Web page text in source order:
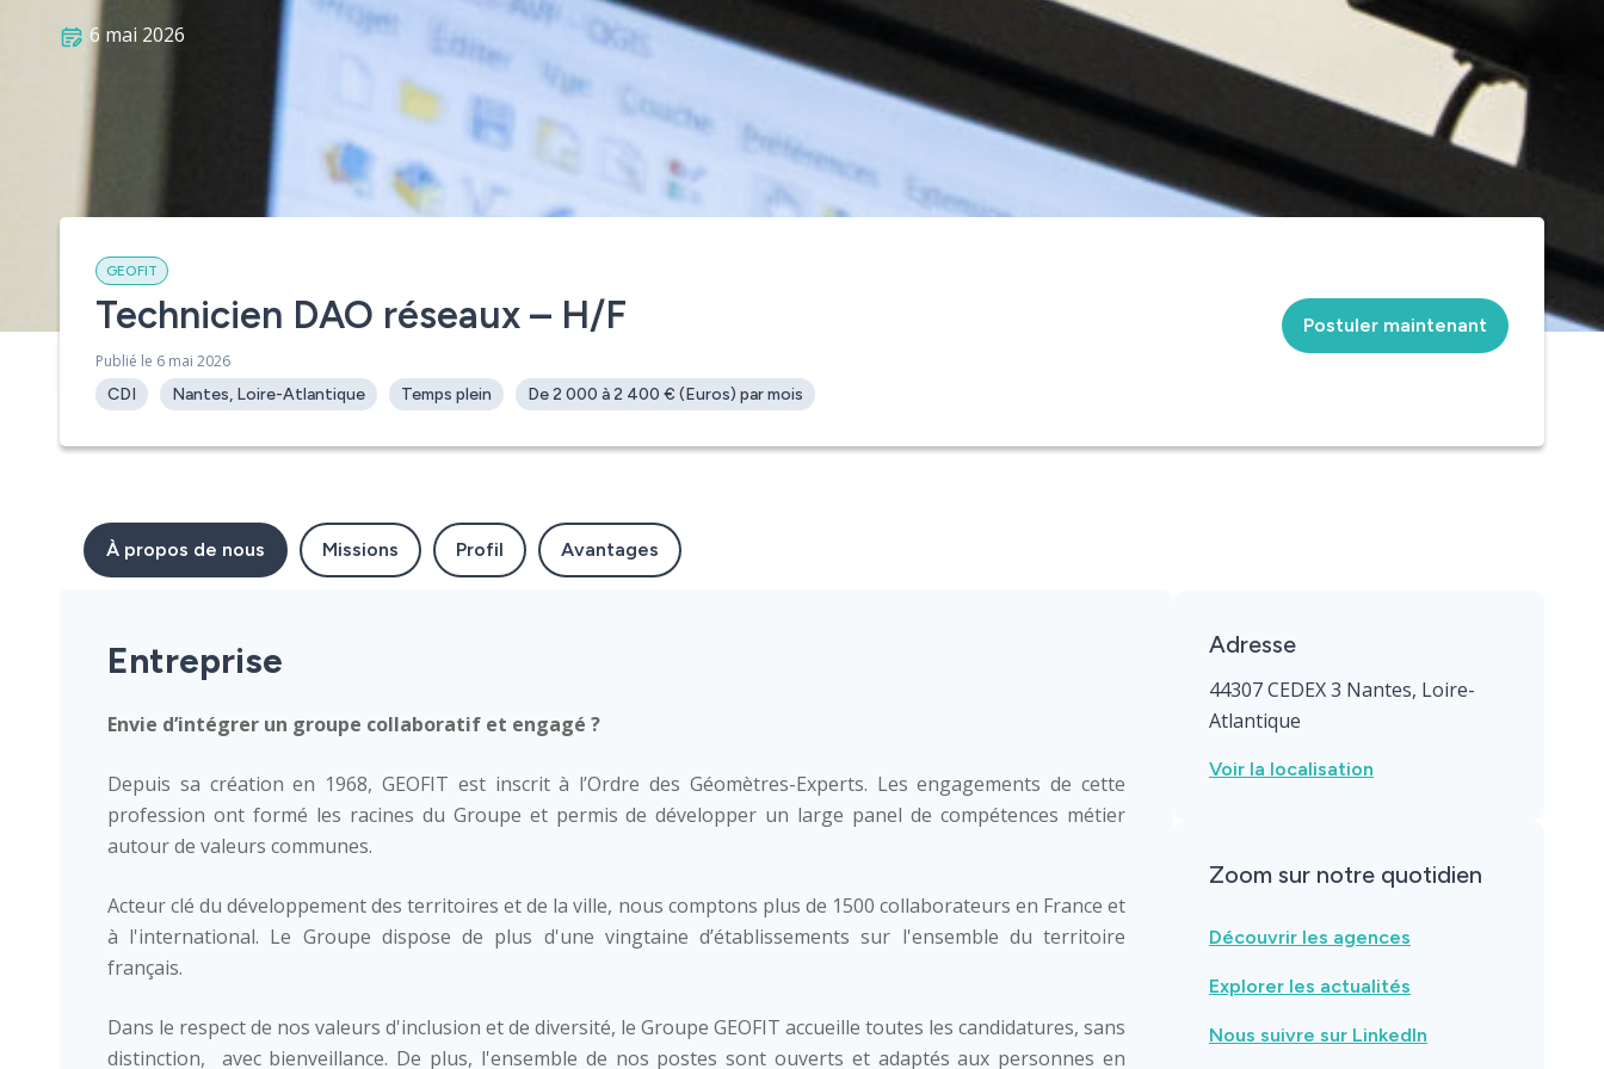
6 mai 2026
[contact-form-7 id= »4450″]
GEOFIT
Technicien DAO réseaux – H/F
Publié le 6 mai 2026
CDI
Nantes, Loire-Atlantique Temps plein De 2 000 à 2 400 € (Euros) par mois
Postuler maintenant
À propos de nous Missions Profil Avantages
Entreprise
Envie d’intégrer un groupe collaboratif et engagé ?
Depuis sa création en 1968, GEOFIT est inscrit à l’Ordre des Géomètres-Experts. Les engagements de cette
profession ont formé les racines du Groupe et permis de développer un large panel de compétences métier
autour de valeurs communes.
Acteur clé du développement des territoires et de la ville, nous comptons plus de 1500 collaborateurs en France et
à l'international. Le Groupe dispose de plus d'une vingtaine d’établissements sur l'ensemble du territoire
français.
Dans le respect de nos valeurs d'inclusion et de diversité, le Groupe GEOFIT accueille toutes les candidatures, sans
distinction, avec bienveillance. De plus, l'ensemble de nos postes sont ouverts et adaptés aux personnes en
Adresse
44307 CEDEX 3 Nantes, Loire-
Atlantique
Voir la localisation
Zoom sur notre quotidien
Découvrir les agences
Explorer les actualités
Nous suivre sur LinkedIn